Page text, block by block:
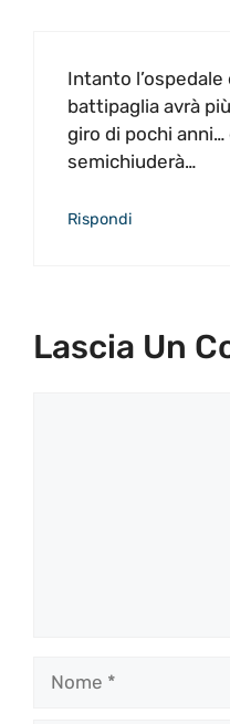
Intanto
battipaglia avrà
giro di pochi anni…
semichiuderà…
Rispondi
Lascia Un